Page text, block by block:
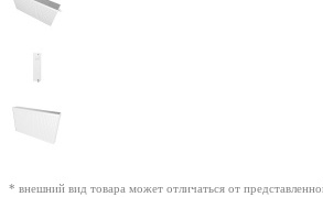
* внешний вид товара может отличаться от